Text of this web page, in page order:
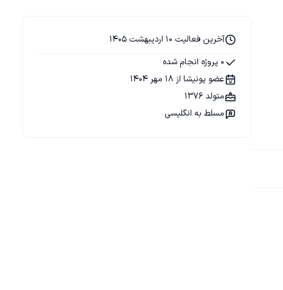
آخرین فعالیت 10 اردیبهشت 1405
0 پروژه انجام شده
عضو پونیشا از 18 مهر 1404
متولد 1376
مسلط به انگلیسی